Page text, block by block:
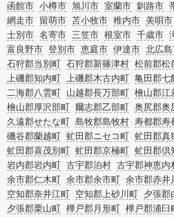
函館市 小樽市 旭川市 室蘭市 釧路市
網走市 留萌市 苫小牧市 稚内市 美唄市
士別市 名寄市 三笠市 根室市 千歳市
富良野市 登別市 恵庭市 伊達市 北広
石狩郡当別町 石狩郡新篠津村 松前郡松
上磯郡知内町 上磯郡木古内町 亀田郡七
二海郡八雲町 山越郡長万部町 檜山郡江
檜山郡厚沢部町 爾志郡乙部町 奥尻郡奥
久遠郡せたな町 島牧郡島牧村 寿都郡寿
磯谷郡蘭越町 虻田郡ニセコ町 虻田郡真
虻田郡喜茂別町 虻田郡京極町 虻田郡倶
岩内郡岩内町 古宇郡泊村 古宇郡神恵内
余市郡仁木町 余市郡余市町 余市郡赤井
空知郡奈井江町 空知郡上砂川町 夕張郡
夕張郡栗山町 樺戸郡月形町 樺戸郡浦臼